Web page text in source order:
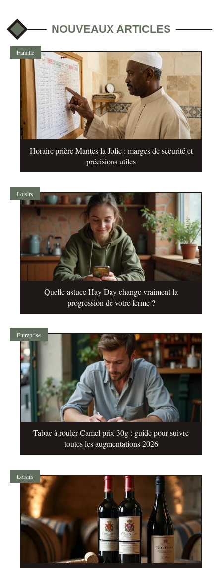
NOUVEAUX ARTICLES
Famille
Horaire prière Mantes la Jolie : marges de sécurité et
précisions utiles
Loisirs
Quelle astuce Hay Day change vraiment la
progression de votre ferme ?
Entreprise
Tabac à rouler Camel prix 30g : guide pour suivre
toutes les augmentations 2026
Loisirs